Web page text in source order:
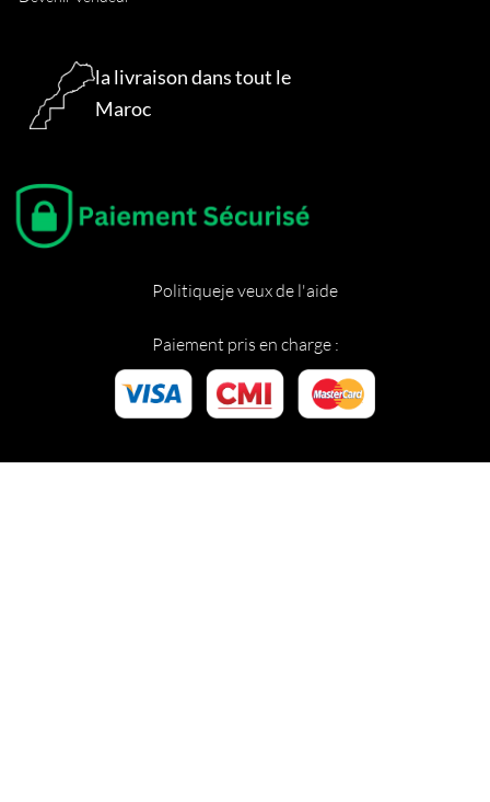
la livraison dans tout le
Maroc
Paiement pris en charge :
Politiqueje veux de l'aide